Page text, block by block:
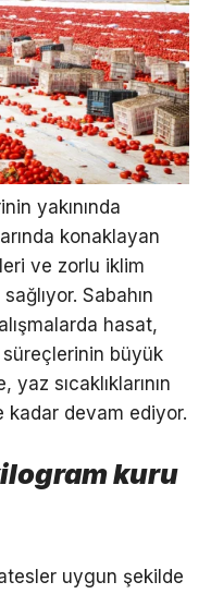
yakınında
konaklayan
ve zorlu iklim
Sabahın
hasat,
süreçlerinin büyük
sıcaklıklarının
kadar devam ediyor.
kuru
uygun şekilde